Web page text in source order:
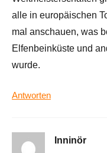
alle in europäischen
mal anschauen, was
Elfenbeinküste und
wurde.
Antworten
Inninör